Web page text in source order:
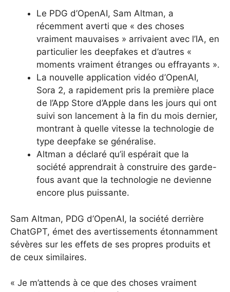
Le PDG d’OpenAI, Sam Altman, a
récemment averti que « des choses
vraiment mauvaises » arrivaient avec l’IA, en
particulier les deepfakes et d’autres «
moments vraiment étranges ou effrayants ».
La nouvelle application vidéo d’OpenAI,
Sora 2, a rapidement pris la première place
de l’App Store d’Apple dans les jours qui ont
suivi son lancement à la fin du mois dernier,
montrant à quelle vitesse la technologie de
type deepfake se généralise.
Altman a déclaré qu’il espérait que la
société apprendrait à construire des garde-
fous avant que la technologie ne devienne
encore plus puissante.
Sam Altman, PDG d’OpenAI, la société derrière
ChatGPT, émet des avertissements étonnamment
sévères sur les effets de ses propres produits et
de ceux similaires.
« Je m’attends à ce que des choses vraiment